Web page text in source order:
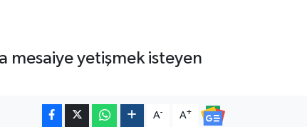
mesaiye yetişmek isteyen
A- A+